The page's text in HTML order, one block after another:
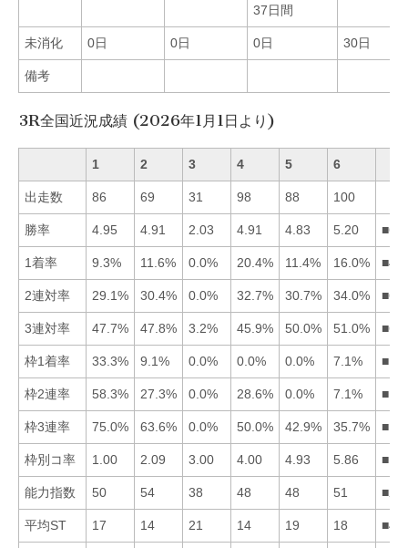
37日間
未消化 0日 0日 0日 30日
備考
3R全国近況成績 (2026年1月1日より)
1 2 3 4 5 6
出走数 86 69 31 98 88 100
勝率 4.95 4.91 2.03 4.91 4.83 5.20
1着率 9.3% 11.6% 0.0% 20.4% 11.4% 16.0%
2連対率 29.1% 30.4% 0.0% 32.7% 30.7% 34.0%
3連対率 47.7% 47.8% 3.2% 45.9% 50.0% 51.0%
枠1着率 33.3% 9.1% 0.0% 0.0% 0.0% 7.1%
枠2連率 58.3% 27.3% 0.0% 28.6% 0.0% 7.1%
枠3連率 75.0% 63.6% 0.0% 50.0% 42.9% 35.7%
枠別コ率 1.00 2.09 3.00 4.00 4.93 5.86
能力指数 50 54 38 48 48 51
平均ST 17 14 21 14 19 18